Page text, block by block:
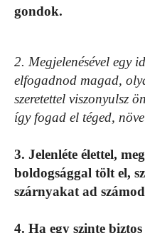
gondok.
2. Megjelenésével egy
elfogadnod magad,
szeretettel viszonyulsz
így fogad el téged,
3. Jelenléte élettel,
boldogsággal tölt el,
szárnyakat ad
4. Ha egy szinte